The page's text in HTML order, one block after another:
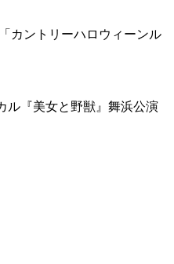
カントリーハロウィーンル
ル『美女と野獣』舞浜公演